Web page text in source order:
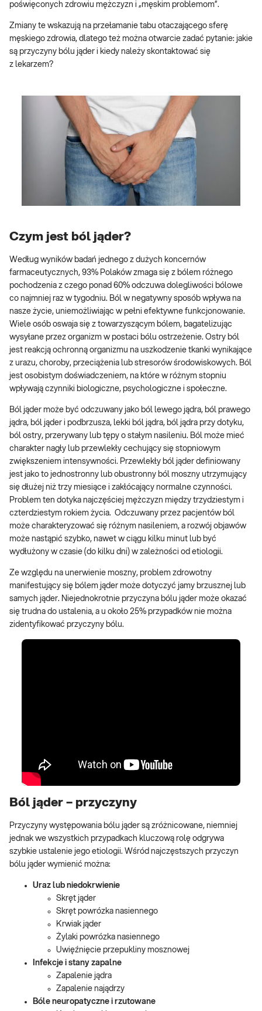
poświęconych zdrowiu mężczyzn i „męskim problemom”.
Zmiany te wskazują na przełamanie tabu otaczającego sferę
męskiego zdrowia, dlatego też można otwarcie zadać pytanie: jakie
są przyczyny bólu jąder i kiedy należy skontaktować się
z lekarzem?
Czym jest ból jąder?
Według wyników badań jednego z dużych koncernów
farmaceutycznych, 93% Polaków zmaga się z bólem różnego
pochodzenia z czego ponad 60% odczuwa dolegliwości bólowe
co najmniej raz w tygodniu. Ból w negatywny sposób wpływa na
nasze życie, uniemożliwiając w pełni efektywne funkcjonowanie.
Wiele osób oswaja się z towarzyszącym bólem, bagatelizując
wysyłane przez organizm w postaci bólu ostrzeżenie. Ostry ból
jest reakcją ochronną organizmu na uszkodzenie tkanki wynikające
z urazu, choroby, przeciążenia lub stresorów środowiskowych. Ból
jest osobistym doświadczeniem, na które w różnym stopniu
wpływają czynniki biologiczne, psychologiczne i społeczne.
Ból jąder może być odczuwany jako ból lewego jądra, ból prawego
jądra, ból jąder i podbrzusza, lekki ból jądra, ból jądra przy dotyku,
ból ostry, przerywany lub tępy o stałym nasileniu. Ból może mieć
charakter nagły lub przewlekły cechujący się stopniowym
zwiększeniem intensywności. Przewlekły ból jąder definiowany
jest jako to jednostronny lub obustronny ból moszny utrzymujący
się dłużej niż trzy miesiące i zakłócający normalne czynności.
Problem ten dotyka najczęściej mężczyzn między trzydziestym i
czterdziestym rokiem życia. Odczuwany przez pacjentów ból
może charakteryzować się różnym nasileniem, a rozwój objawów
może nastąpić szybko, nawet w ciągu kilku minut lub być
wydłużony w czasie (do kilku dni) w zależności od etiologii.
Ze względu na unerwienie moszny, problem zdrowotny
manifestujący się bólem jąder może dotyczyć jamy brzusznej lub
samych jąder. Niejednokrotnie przyczyna bólu jąder może okazać
się trudna do ustalenia, a u około 25% przypadków nie można
zidentyfikować przyczyny bólu.
Ból jąder – przyczyny
Przyczyny występowania bólu jąder są zróżnicowane, niemniej
jednak we wszystkich przypadkach kluczową rolę odgrywa
szybkie ustalenie jego etiologii. Wśród najczęstszych przyczyn
bólu jąder wymienić można:
Uraz lub niedokrwienie
Skręt jąder
Skręt powrózka nasiennego
Krwiak jąder
Żylaki powrózka nasiennego
Uwięźnięcie przepukliny mosznowej
Infekcje i stany zapalne
Zapalenie jądra
Zapalenie najądrzy
Bóle neuropatyczne i rzutowane